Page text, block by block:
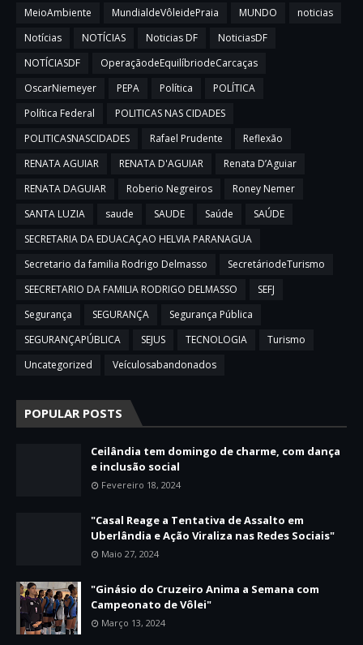
MeioAmbiente
MundialdeVôleidePraia MUNDO
noticias
Notícias
NOTÍCIAS Noticias DF
NoticiasDF
NOTÍCIASDF
OperaçãodeEquilíbriodeCarcaças
OscarNiemeyer
PEPA Política
POLÍTICA
Política Federal
POLITICAS NAS CIDADES
POLITICASNASCIDADES
Rafael Prudente
Reflexão
RENATA AGUIAR
RENATA D'AGUIAR
Renata D’Aguiar
RENATA DAGUIAR
Roberio Negreiros
Roney Nemer
SANTA LUZIA
saude SAUDE Saúde
SAÚDE
SECRETARIA DA EDUACAÇAO HELVIA PARANAGUA
Secretario da familia Rodrigo Delmasso
SecretáriodeTurismo
SEECRETARIO DA FAMILIA RODRIGO DELMASSO
SEFJ
Segurança
SEGURANÇA
Segurança Pública
SEGURANÇAPÚBLICA
SEJUS TECNOLOGIA
Turismo
Uncategorized
Veículosabandonados
POPULAR POSTS
Ceilândia tem domingo de charme, com dança
e inclusão social
Fevereiro 18, 2024
"Casal Reage a Tentativa de Assalto em
Uberlândia e Ação Viraliza nas Redes Sociais"
Maio 27, 2024
"Ginásio do Cruzeiro Anima a Semana com
Campeonato de Vôlei"
Março 13, 2024